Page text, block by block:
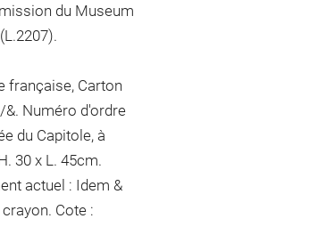
du Museum
française, Carton
&. Numéro d'ordre
du Capitole, à
30 x L. 45cm.
actuel : Idem &
crayon. Cote :